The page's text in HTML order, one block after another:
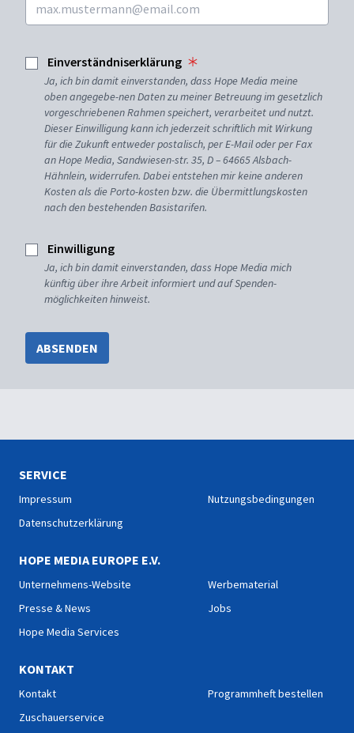
Einverständniserklärung
Ja, ich bin damit einverstanden, dass Hope Media meine
oben angegebe-nen Daten zu meiner Betreuung im gesetzlich
vorgeschriebenen Rahmen speichert, verarbeitet und nutzt.
Dieser Einwilligung kann ich jederzeit schriftlich mit Wirkung
für die Zukunft entweder postalisch, per E-Mail oder per Fax
an Hope Media, Sandwiesen-str. 35, D – 64665 Alsbach-
Hähnlein, widerrufen. Dabei entstehen mir keine anderen
Kosten als die Porto-kosten bzw. die Übermittlungskosten
nach den bestehenden Basistarifen.
Einwilligung
Ja, ich bin damit einverstanden, dass Hope Media mich
künftig über ihre Arbeit informiert und auf Spenden-
möglichkeiten hinweist.
ABSENDEN
SERVICE
Impressum
Datenschutzerklärung
Nutzungsbedingungen
HOPE MEDIA EUROPE E.V.
Unternehmens-Website
Presse & News
Hope Media Services
Werbematerial
Jobs
KONTAKT
Kontakt
Zuschauerservice
Programmheft bestellen